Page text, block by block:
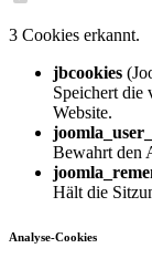
3 Cookies erkannt.
jbcookies
Speichert die
Website.
Bewahrt den
Hält die
Analyse-Cookies